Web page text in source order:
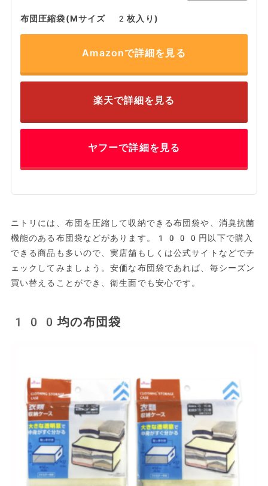
布団圧縮袋(Mサイズ 2枚入り)
Amazonで詳細を見る
楽天で詳細を見る
ヤフーで詳細を見る
ニトリには、布団を圧縮して収納できる布団袋や、消臭抗菌
機能のある布団袋などがあります。1000円以下で購入
できる商品も多いので、実店舗もしくは公式サイトなどでチ
ェックしてみましょう。安価な布団袋であれば、毎シーズン
買い替えることができ、衛生面でも安心です。
100均の布団袋